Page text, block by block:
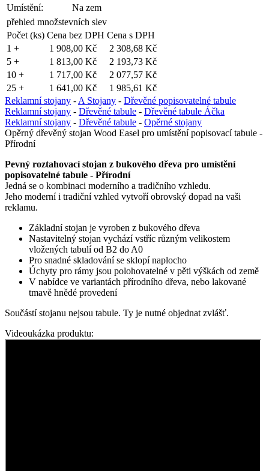
Umístění:
Na zem
přehled množstevních slev
Počet (ks) Cena bez DPH Cena s DPH
1 +
1 908,00 Kč
2 308,68 Kč
5 +
1 813,00 Kč
2 193,73 Kč
10 +
1 717,00 Kč
2 077,57 Kč
25 +
1 641,00 Kč
1 985,61 Kč
Reklamní stojany - A Stojany - Dřevěné popisovatelné tabule
Reklamní stojany - Dřevěné tabule - Dřevěné tabule Áčka
Reklamní stojany - Dřevěné tabule - Opěrné stojany
Opěrný dřevěný stojan Wood Easel pro umístění popisovací tabule -
Přírodní
Pevný roztahovací stojan z bukového dřeva pro umístění
popisovatelné tabule - Přírodní
Jedná se o kombinaci moderního a tradičního vzhledu.
Jeho moderní i tradiční vzhled vytvoří obrovský dopad na vaši
reklamu.
Základní stojan je vyroben z bukového dřeva
Nastavitelný stojan vychází vstříc různým velikostem
vložených tabulí od B2 do A0
Pro snadné skladování se sklopí naplocho
Úchyty pro rámy jsou polohovatelné v pěti výškách od země
V nabídce ve variantách přírodního dřeva, nebo lakované
tmavě hnědé provedení
Součástí stojanu nejsou tabule. Ty je nutné objednat zvlášť.
Videoukázka produktu: